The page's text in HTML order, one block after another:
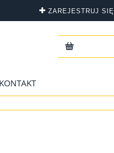
ZAREJESTRUJ SIĘ
KONTAKT